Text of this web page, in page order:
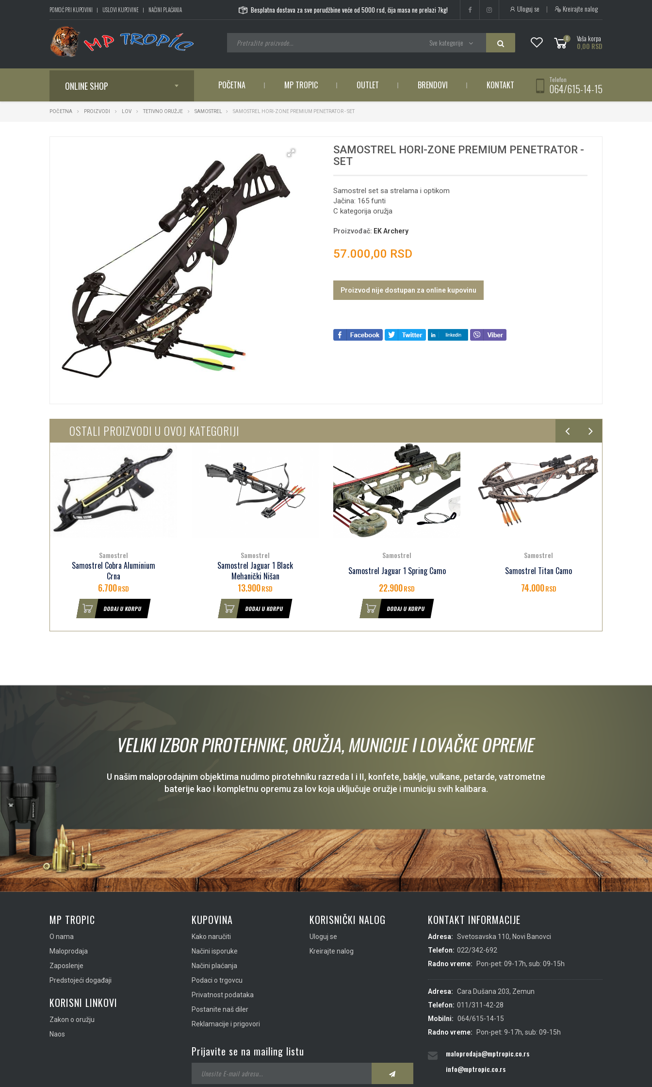
POMOĆ PRI KUPOVINI USLOVI KUPOVINE NAČINI PLAĆANJA Besplatna dostava za sve porudžbine veće od 5000 rsd, čija masa ne prelazi 7kg! Uloguj se | Kreirajte nalog
0 Vaša korpa
0,00 RSD
Sve kategorije
ONLINE SHOP POČETNA MP TROPIC OUTLET BRENDOVI KONTAKT Telefon
064/615-14-15
POČETNA PROIZVODI LOV TETIVNO ORUŽJE SAMOSTREL SAMOSTREL HORI-ZONE PREMIUM PENETRATOR - SET
SAMOSTREL HORI-ZONE PREMIUM PENETRATOR -
SET
Samostrel set sa strelama i optikom
Jačina: 165 funti
C kategorija oružja
Proizvođač: EK Archery
57.000,00 RSD
Proizvod nije dostupan za online kupovinu
OSTALI PROIZVODI U OVOJ KATEGORIJI
Samostrel
Samostrel Cobra Aluminium
Crna
6.700RSD
DODAJ U KORPU
Samostrel
Samostrel Jaguar 1 Black
Mehanički Nišan
13.900RSD
DODAJ U KORPU
Samostrel
Samostrel Jaguar 1 Spring Camo
22.900RSD
DODAJ U KORPU
Samostrel
Samostrel Titan Camo
74.000RSD
VELIKI IZBOR PIROTEHNIKE, ORUŽJA, MUNICIJE I LOVAČKE OPREME
U našim maloprodajnim objektima nudimo pirotehniku razreda I i II, konfete, baklje, vulkane, petarde, vatrometne
baterije kao i kompletnu opremu za lov koja uključuje oružje i municiju svih kalibara.
MP TROPIC
O nama
Maloprodaja
Zaposlenje
Predstojeći događaji
KORISNI LINKOVI
Zakon o oružju
Naos
KUPOVINA
Kako naručiti
Načini isporuke
Načini plaćanja
Podaci o trgovcu
Privatnost podataka
Postanite naš diler
Reklamacije i prigovori
KORISNIČKI NALOG
Uloguj se
Kreirajte nalog
Prijavite se na mailing listu
KONTAKT INFORMACIJE
Adresa: Svetosavska 110, Novi Banovci
Telefon: 022/342-692
Radno vreme:
Pon-pet: 09-17h, sub: 09-15h
Adresa: Cara Dušana 203, Zemun
Telefon: 011/311-42-28
Mobilni: 064/615-14-15
Radno vreme:
Pon-pet: 9-17h, sub: 09-15h
maloprodaja@mptropic.co.rs
info@mptropic.co.rs